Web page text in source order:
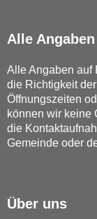
Alle
Alle Angaben auf
die Richtigkeit
Öffnungszeiten
können wir keine
die
Gemeinde oder
Über uns